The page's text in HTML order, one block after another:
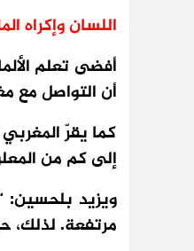
اللسان وإكراه
أفضى تعلم
أن التواصل مع
كما يقرّ
إلى كم من
ويزيد بلحسين:
مرتفعة. لذلك،